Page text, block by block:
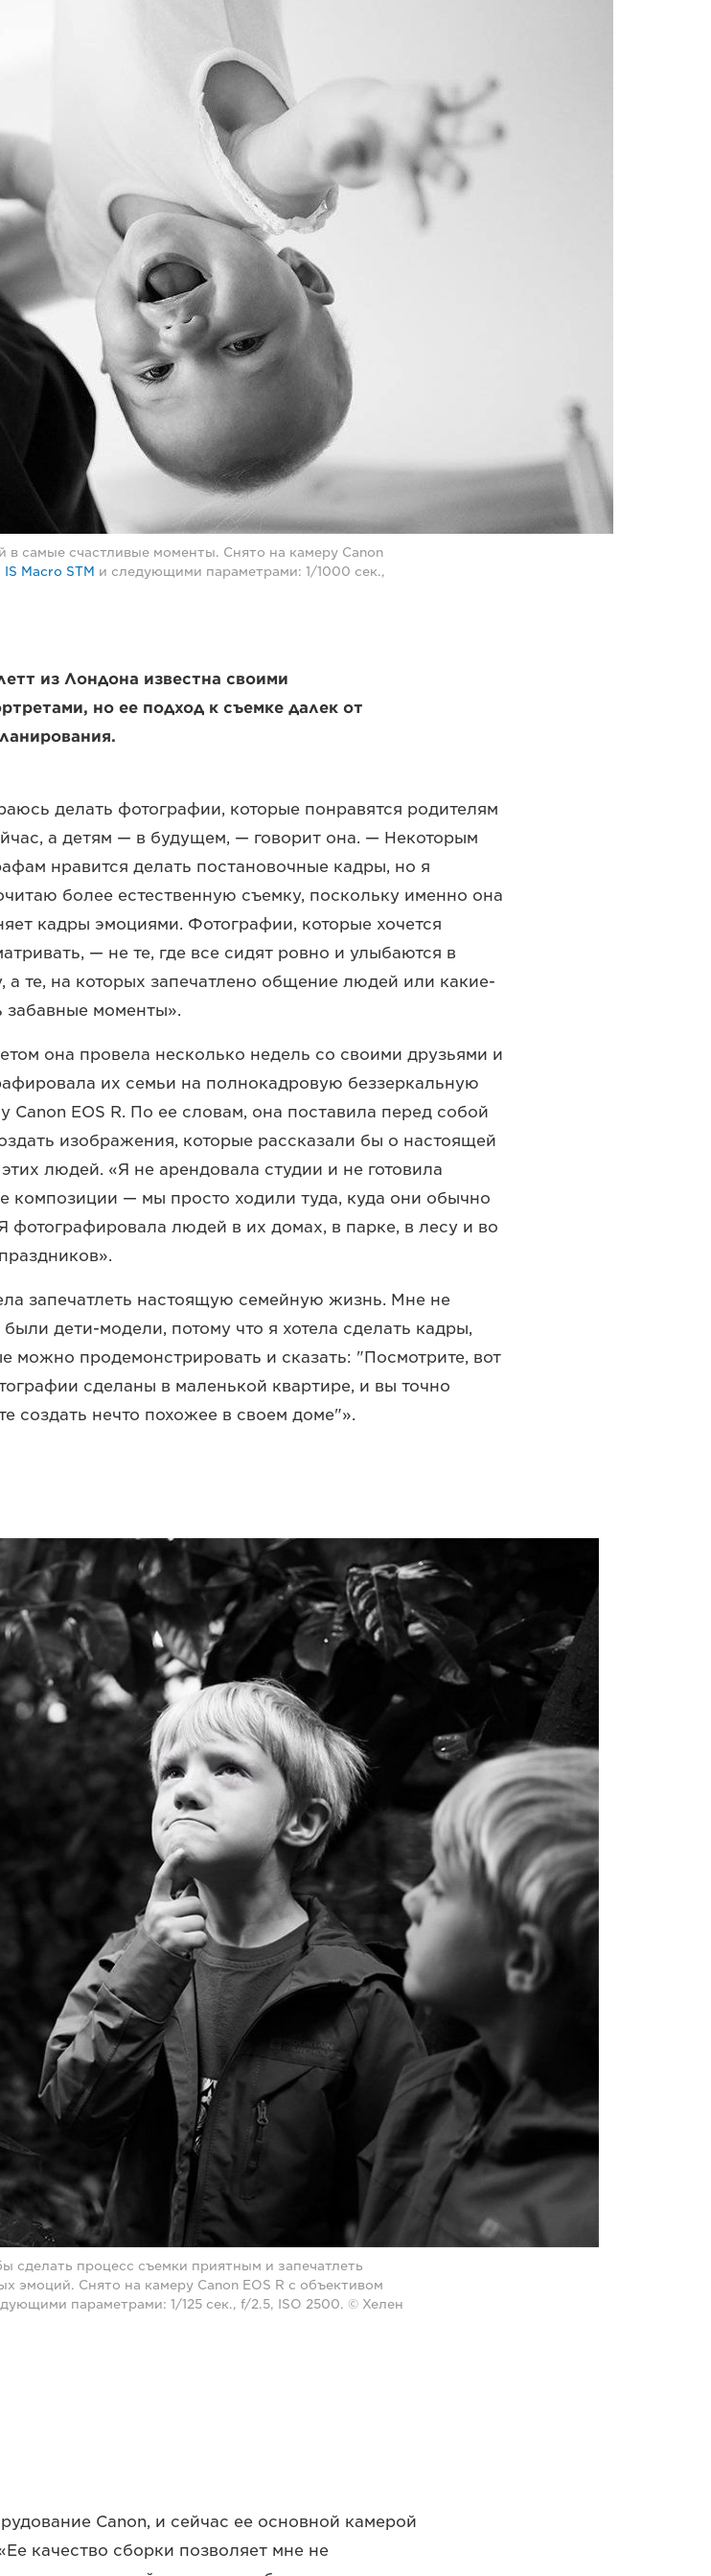
в самые счастливые моменты. Снято на камеру Canon
Macro STM и следующими параметрами: 1/1000 сек.,
из Лондона известна своими
но ее подход к съемке далек от
делать фотографии, которые понравятся родителям
а детям — в будущем, — говорит она. — Некоторым
нравится делать постановочные кадры, но я
более естественную съемку, поскольку именно она
кадры эмоциями. Фотографии, которые хочется
— не те, где все сидят ровно и улыбаются в
а те, на которых запечатлено общение людей или какие-
забавные моменты».
она провела несколько недель со своими друзьями и
их семьи на полнокадровую беззеркальную
Canon EOS R. По ее словам, она поставила перед собой
изображения, которые рассказали бы о настоящей
людей. «Я не арендовала студии и не готовила
композиции — мы просто ходили туда, куда они обычно
фотографировала людей в их домах, в парке, в лесу и во
запечатлеть настоящую семейную жизнь. Мне не
дети-модели, потому что я хотела сделать кадры,
можно продемонстрировать и сказать: "Посмотрите, вот
сделаны в маленькой квартире, и вы точно
создать нечто похожее в своем доме"».
сделать процесс съемки приятным и запечатлеть
эмоций. Снято на камеру Canon EOS R с объективом
параметрами: 1/125 сек., f/2.5, ISO 2500. © Хелен
Canon, и сейчас ее основной камерой
качество сборки позволяет мне не